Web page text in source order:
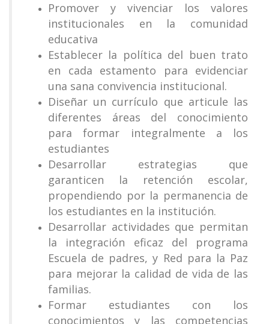
Promover y vivenciar los valores
institucionales en la comunidad
educativa
Establecer la política del buen trato
en cada estamento para evidenciar
una sana convivencia institucional.
Diseñar un currículo que articule las
diferentes áreas del conocimiento
para formar integralmente a los
estudiantes
Desarrollar estrategias que
garanticen la retención escolar,
propendiendo por la permanencia de
los estudiantes en la institución.
Desarrollar actividades que permitan
la integración eficaz del programa
Escuela de padres, y Red para la Paz
para mejorar la calidad de vida de las
familias.
Formar estudiantes con los
conocimientos y las competencias